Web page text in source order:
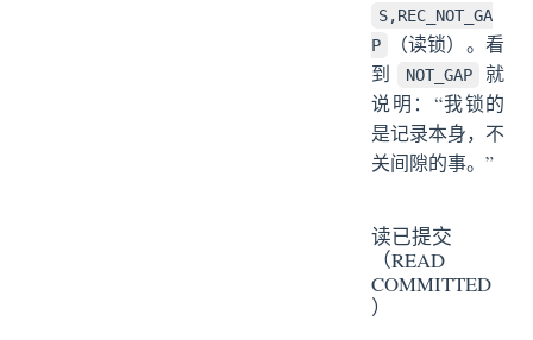
S,REC_NOT_GA
P
（读锁）。看
到
NOT_GAP
就
说明：“我锁的
是记录本身，不
关间隙的事。”
读已提交
（READ
COMMITTED
）